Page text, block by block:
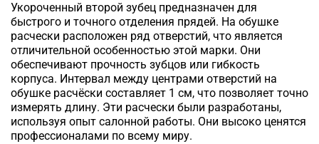
Укороченный второй зубец предназначен для
быстрого и точного отделения прядей. На обушке
расчески расположен ряд отверстий, что является
отличительной особенностью этой марки. Они
обеспечивают прочность зубцов или гибкость
корпуса. Интервал между центрами отверстий на
обушке расчёски составляет 1 см, что позволяет точно
измерять длину. Эти расчески были разработаны,
используя опыт салонной работы. Они высоко ценятся
профессионалами по всему миру.